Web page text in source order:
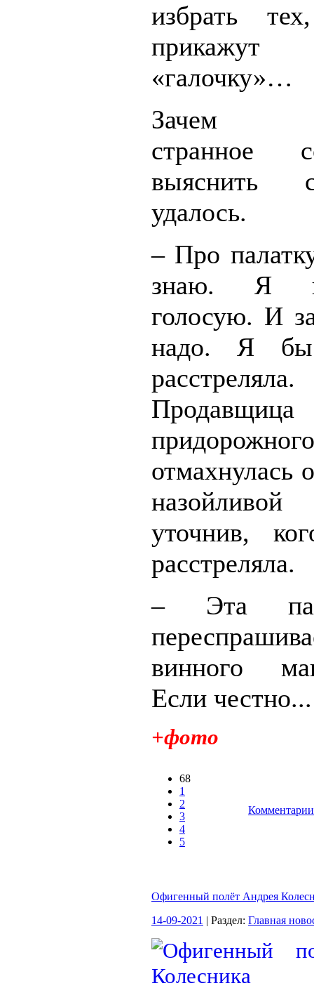
избрать
прикажут
«галочку»…
Зачем
странное
выяснить
удалось.
– Про
знаю. Я
голосую. И
надо. Я
Продавщица
отмахнулась
уточнив,
расстреляла.
– Эта
винного
Если честно...
+фото
68
1
2
3
4
5
Офигенный полёт Андрея
14-09-2021 | Раздел: Главная